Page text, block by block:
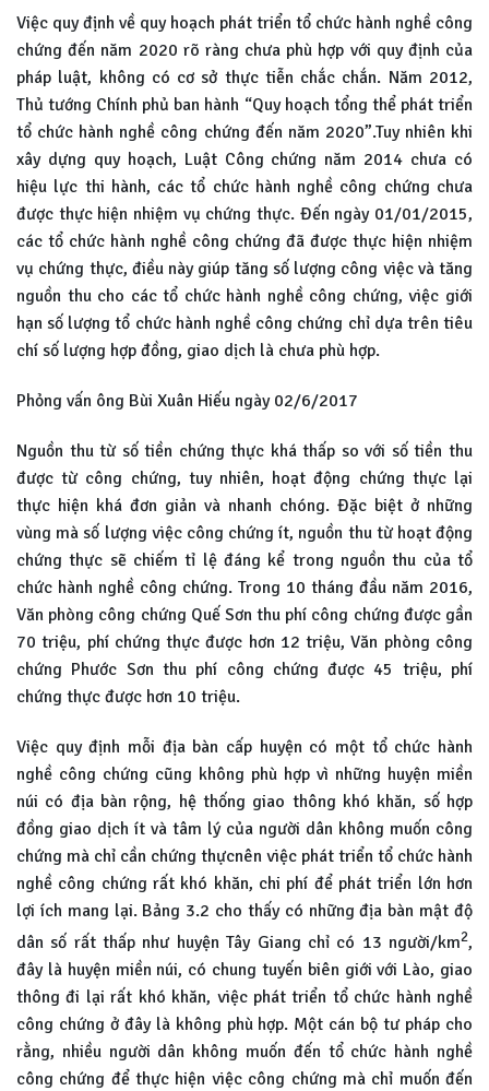
Việc quy định về quy hoạch phát triển tổ chức hành nghề công
chứng đến năm 2020 rõ ràng chưa phù hợp với quy định của
pháp luật, không có cơ sở thực tiễn chắc chắn. Năm 2012,
Thủ tướng Chính phủ ban hành “Quy hoạch tổng thể phát triển
tổ chức hành nghề công chứng đến năm 2020”.Tuy nhiên khi
xây dựng quy hoạch, Luật Công chứng năm 2014 chưa có
hiệu lực thi hành, các tổ chức hành nghề công chứng chưa
được thực hiện nhiệm vụ chứng thực. Đến ngày 01/01/2015,
các tổ chức hành nghề công chứng đã được thực hiện nhiệm
vụ chứng thực, điều này giúp tăng số lượng công việc và tăng
nguồn thu cho các tổ chức hành nghề công chứng, việc giới
hạn số lượng tổ chức hành nghề công chứng chỉ dựa trên tiêu
chí số lượng hợp đồng, giao dịch là chưa phù hợp.
Phỏng vấn ông Bùi Xuân Hiếu ngày 02/6/2017
Nguồn thu từ số tiền chứng thực khá thấp so với số tiền thu
được từ công chứng, tuy nhiên, hoạt động chứng thực lại
thực hiện khá đơn giản và nhanh chóng. Đặc biệt ở những
vùng mà số lượng việc công chứng ít, nguồn thu từ hoạt động
chứng thực sẽ chiếm tỉ lệ đáng kể trong nguồn thu của tổ
chức hành nghề công chứng. Trong 10 tháng đầu năm 2016,
Văn phòng công chứng Quế Sơn thu phí công chứng được gần
70 triệu, phí chứng thực được hơn 12 triệu, Văn phòng công
chứng Phước Sơn thu phí công chứng được 45 triệu, phí
chứng thực được hơn 10 triệu.
Việc quy định mỗi địa bàn cấp huyện có một tổ chức hành
nghề công chứng cũng không phù hợp vì những huyện miền
núi có địa bàn rộng, hệ thống giao thông khó khăn, số hợp
đồng giao dịch ít và tâm lý của người dân không muốn công
chứng mà chỉ cần chứng thựcnên việc phát triển tổ chức hành
nghề công chứng rất khó khăn, chi phí để phát triển lớn hơn
lợi ích mang lại. Bảng 3.2 cho thấy có những địa bàn mật độ
dân số rất thấp như huyện Tây Giang chỉ có 13 người/km2,
đây là huyện miền núi, có chung tuyến biên giới với Lào, giao
thông đi lại rất khó khăn, việc phát triển tổ chức hành nghề
công chứng ở đây là không phù hợp. Một cán bộ tư pháp cho
rằng, nhiều người dân không muốn đến tổ chức hành nghề
công chứng để thực hiện việc công chứng mà chỉ muốn đến